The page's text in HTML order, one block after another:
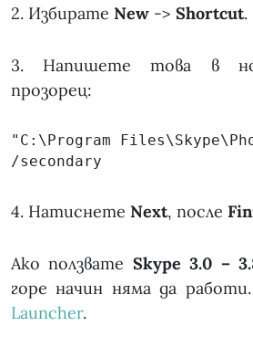
2. Избирате New -> Shortcut.
3. Напишете това в
прозорец:
"C:\Program
/secondary
4. Натиснете Next, после
Ако ползвате Skype 3.0 –
горе начин няма да
Launcher.